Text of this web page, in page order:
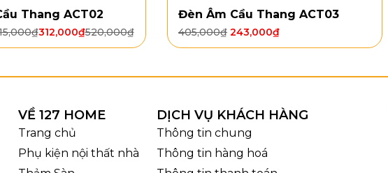
Thang ACT02
520,000₫
312,000₫
₫
Đèn Âm Cầu Thang ACT03
405,000₫ 243,000₫
VỀ 127 HOME
Trang chủ
Phụ kiện nội thất nhà
DỊCH VỤ KHÁCH HÀNG
Thông tin chung
Thông tin hàng hoá